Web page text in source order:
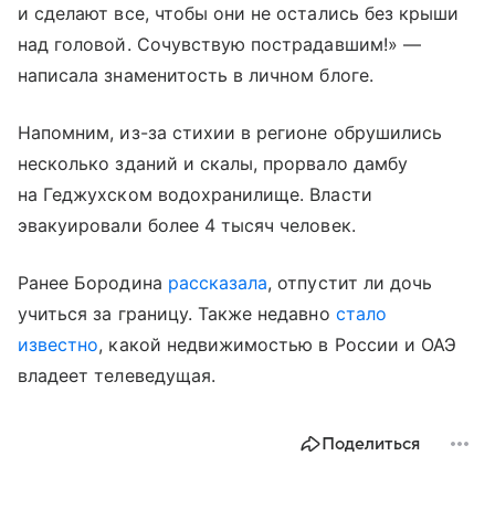
и сделают все, чтобы они не остались без крыши
над головой. Сочувствую пострадавшим!» —
написала знаменитость в личном блоге.
Напомним, из-за стихии в регионе обрушились
несколько зданий и скалы, прорвало дамбу
на Геджухском водохранилище. Власти
эвакуировали более 4 тысяч человек.
Ранее Бородина рассказала, отпустит ли дочь
учиться за границу. Также недавно стало
известно, какой недвижимостью в России и ОАЭ
владеет телеведущая.
Поделиться